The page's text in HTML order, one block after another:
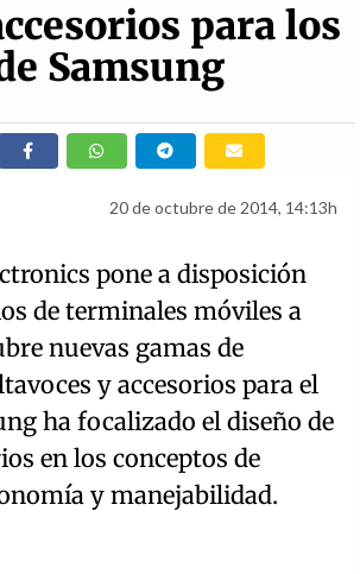
para los
Samsung
20 de octubre de 2014, 14:13h
pone a disposición
de terminales móviles a
nuevas gamas de
y accesorios para el
ha focalizado el diseño de
en los conceptos de
y manejabilidad.